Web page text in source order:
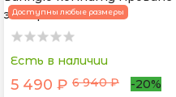
Доступны любые размеры
Есть в наличии
5 490 ₽ 6 940 ₽
-20%